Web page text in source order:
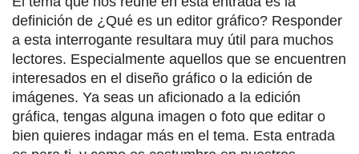
definición de ¿Qué es un editor gráfico? Responder
a esta interrogante resultara muy útil para muchos
lectores. Especialmente aquellos que se encuentren
interesados en el diseño gráfico o la edición de
imágenes. Ya seas un aficionado a la edición
gráfica, tengas alguna imagen o foto que editar o
bien quieres indagar más en el tema. Esta entrada